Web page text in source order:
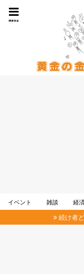
menu
イベント 雑談 経
続け者